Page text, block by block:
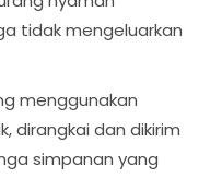
tidak mengeluarkan
menggunakan
dirangkai dan dikirim
simpanan yang